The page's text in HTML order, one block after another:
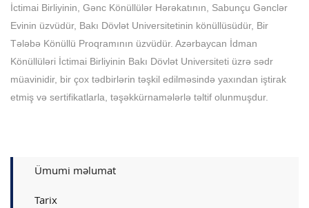
İctimai Birliyinin, Gənc Könüllülər Hərəkatının, Sabunçu Gənclər
Evinin üzvüdür, Bakı Dövlət Universitetinin könüllüsüdür, Bir
Tələbə Könüllü Proqramının üzvüdür. Azərbaycan İdman
Könüllüləri İctimai Birliyinin Bakı Dövlət Universiteti üzrə sədr
müavinidir, bir çox tədbirlərin təşkil edilməsində yaxından iştirak
etmiş və sertifikatlarla, təşəkkürnamələrlə təltif olunmuşdur.
Ümumi məlumat
Tarix